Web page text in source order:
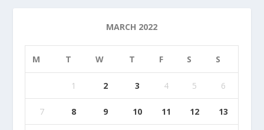
MARCH 2022
M T W T F S S
1 2 3 4 5 6
7 8 9 10 11 12 13